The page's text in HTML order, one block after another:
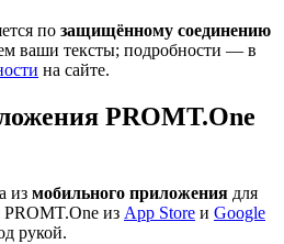
по защищённому соединению
ваши тексты; подробности — в
на сайте.
PROMT.One
из мобильного приложения для
из App Store и Google
рукой.